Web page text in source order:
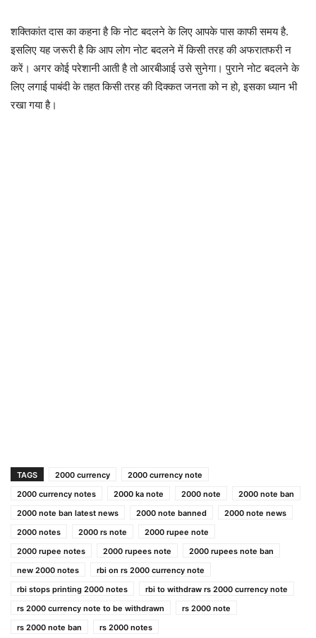
शक्तिकांत दास का कहना है कि नोट बदलने के लिए आपके पास काफी समय है.
इसलिए यह जरूरी है कि आप लोग नोट बदलने में किसी तरह की अफरातफरी न
करें। अगर कोई परेशानी आती है तो आरबीआई उसे सुनेगा। पुराने नोट बदलने के
लिए लगाई पाबंदी के तहत किसी तरह की दिक्कत जनता को न हो, इसका ध्यान भी
रखा गया है।
TAGS 2000 currency
2000 currency note
2000 currency notes
2000 ka note 2000 note
2000 note ban
2000 note ban latest news
2000 note banned
2000 note news
2000 notes
2000 rs note
2000 rupee note
2000 rupee notes
2000 rupees note
2000 rupees note ban
new 2000 notes
rbi on rs 2000 currency note
rbi stops printing 2000 notes
rbi to withdraw rs 2000 currency note
rs 2000 currency note to be withdrawn
rs 2000 note
rs 2000 note ban
rs 2000 notes